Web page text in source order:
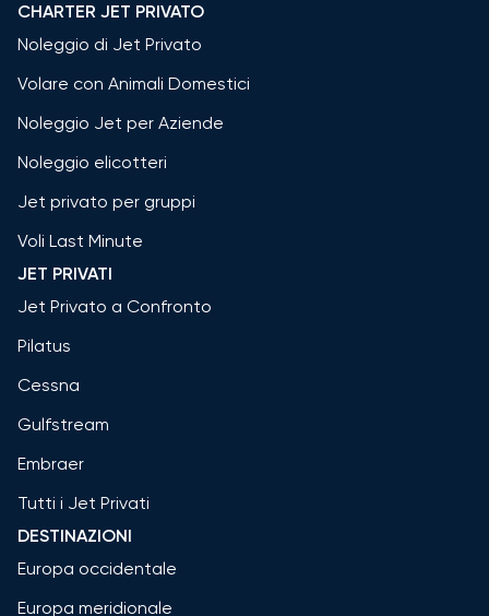
CHARTER JET PRIVATO
Noleggio di Jet Privato
Volare con Animali Domestici
Noleggio Jet per Aziende
Noleggio elicotteri
Jet privato per gruppi
Voli Last Minute
JET PRIVATI
Jet Privato a Confronto
Pilatus
Cessna
Gulfstream
Embraer
Tutti i Jet Privati
DESTINAZIONI
Europa occidentale
Europa meridionale